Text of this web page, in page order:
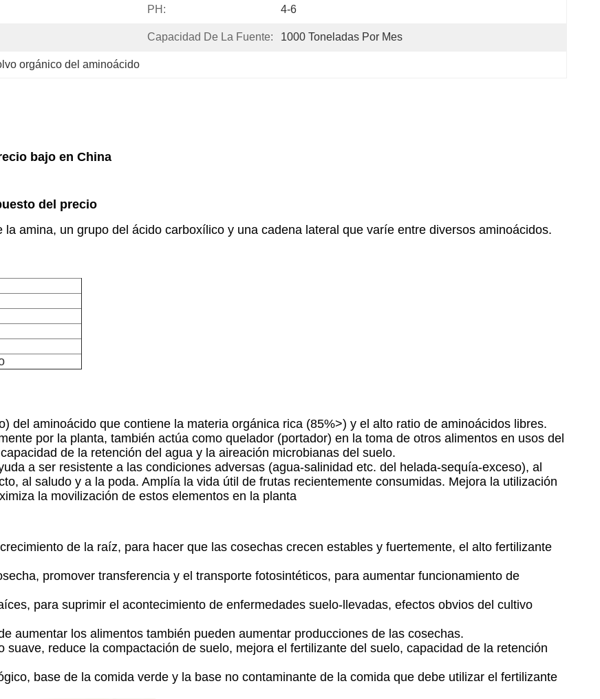
PH: 4-6
Capacidad De La Fuente: 1000 Toneladas Por Mes
orgánico del aminoácido
bajo en China
del precio
amina, un grupo del ácido carboxílico y una cadena lateral que varíe entre diversos aminoácidos.
del aminoácido que contiene la materia orgánica rica (85%>) y el alto ratio de aminoácidos libres.
por la planta, también actúa como quelador (portador) en la toma de otros alimentos en usos del
de la retención del agua y la aireación microbianas del suelo.
a ser resistente a las condiciones adversas (agua-salinidad etc. del helada-sequía-exceso), al
al saludo y a la poda. Amplía la vida útil de frutas recientemente consumidas. Mejora la utilización
la movilización de estos elementos en la planta
de la raíz, para hacer que las cosechas crecen estables y fuertemente, el alto fertilizante
promover transferencia y el transporte fotosintéticos, para aumentar funcionamiento de
para suprimir el acontecimiento de enfermedades suelo-llevadas, efectos obvios del cultivo
aumentar los alimentos también pueden aumentar producciones de las cosechas.
reduce la compactación de suelo, mejora el fertilizante del suelo, capacidad de la retención
base de la comida verde y la base no contaminante de la comida que debe utilizar el fertilizante